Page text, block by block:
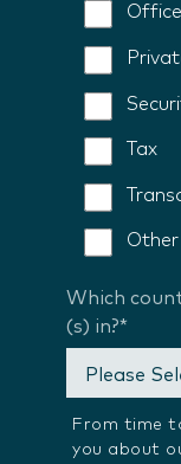
Tax
Other
Which
(s) in?*
From time
you about